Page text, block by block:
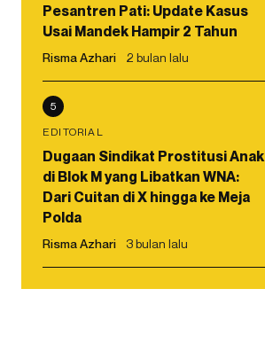
Pesantren Pati: Update Kasus
Usai Mandek Hampir 2 Tahun
Risma Azhari 2 bulan lalu
5
EDITORIAL
Dugaan Sindikat Prostitusi Anak
di Blok M yang Libatkan WNA:
Dari Cuitan di X hingga ke Meja
Polda
Risma Azhari 3 bulan lalu